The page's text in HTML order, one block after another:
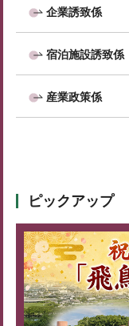
企業誘致係
宿泊施設誘致係
産業政策係
ピックアップ